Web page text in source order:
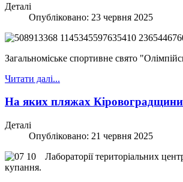
Деталі
Опубліковано: 23 червня 2025
Загальноміське спортивне свято
Читати далі...
На яких пляжах Кіровоградщини
Деталі
Опубліковано: 21 червня 2025
Лабораторії територіальних
купання.